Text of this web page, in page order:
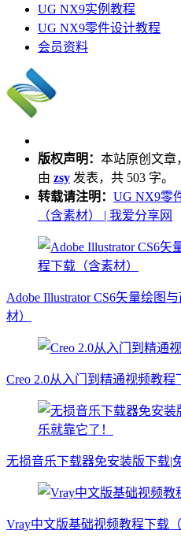
UG NX9实例教程
UG NX9零件设计教程
会员资料
版权声明： 本站原创文章
由 zsy 发表，共 503 字。
转载请注明： UG NX9零
（含素材） | 我爱分享网
Adobe Illustrator CS6矢量绘图
材）
Creo 2.0从入门到精通视频教程
无损音乐下载器免安装版下载|
Vray中文版基础视频教程下载（